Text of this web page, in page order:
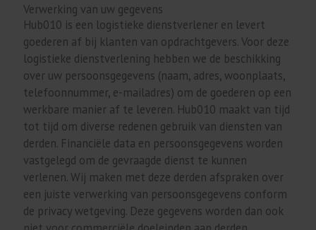
Verwerking van uw gegevens
Hub010 is een logistieke dienstverlener en levert
goederen af bij klanten van opdrachtgevers. Voor deze
logistieke dienstverlening hebben we de beschikking
over uw persoonsgegevens (naam, adres, woonplaats,
telefoonnummer, e-mailadres) om de goederen op een
werkbare manier af te leveren. Hub010 maakt van tijd
tot tijd om diverse redenen gebruik van diensten van
derden. Financiële data en persoonsgegevens worden
vastgelegd om de gevraagde dienst te kunnen
verlenen. Wij maken met deze derden afspraken over
een juiste verwerking van persoonsgegevens conform
de privacy wetgeving. Deze gegevens worden dan ook